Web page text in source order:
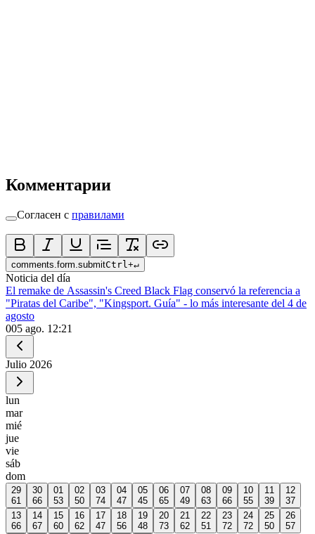
Комментарии
Согласен с правилами
comments.form.submitCtrl +↵
Noticia del día
El remake de Assassin's Creed Black Flag conservó la referencia a
"Piratas del Caribe", "Kingsport. Guía" - lo más interesante del 4 de
agosto
005 ago. 12:21
Julio 2026
lun
mar
mié
jue
vie
sáb
dom
29
61
30
66
01
53
02
50
03
74
04
47
05
45
06
65
07
49
08
63
09
66
10
55
11
39
12
37
13
66
14
67
15
60
16
62
17
47
18
56
19
48
20
73
21
62
22
51
23
72
24
72
25
50
26
57